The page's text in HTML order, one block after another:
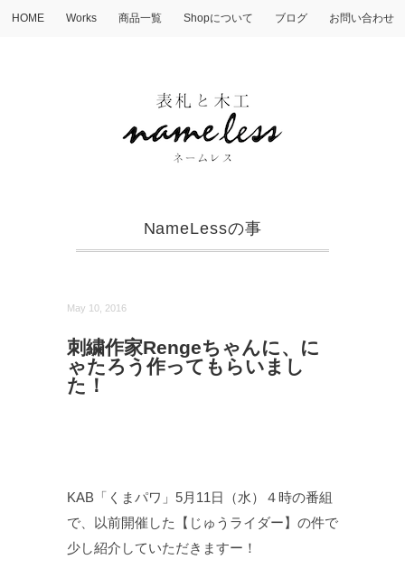
HOME Works 商品一覧 Shopについて ブログ お問い合わせ
NameLessの事
May 10, 2016
刺繍作家Rengeちゃんに、に
ゃたろう作ってもらいまし
た！
KAB「くまパワ」5月11日（水）４時の番組
で、以前開催した【じゅうライダー】の件で
少し紹介していただきますー！